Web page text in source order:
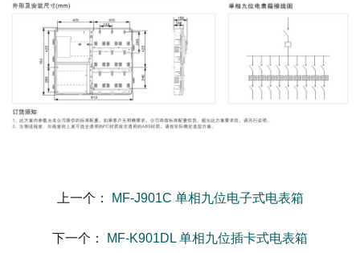
上一个： MF-J901C 单相九位电子式电表箱
下一个： MF-K901DL 单相九位插卡式电表箱